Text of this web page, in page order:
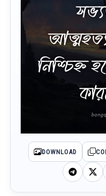
নিশ্চিহ্ন
DOWNLOAD